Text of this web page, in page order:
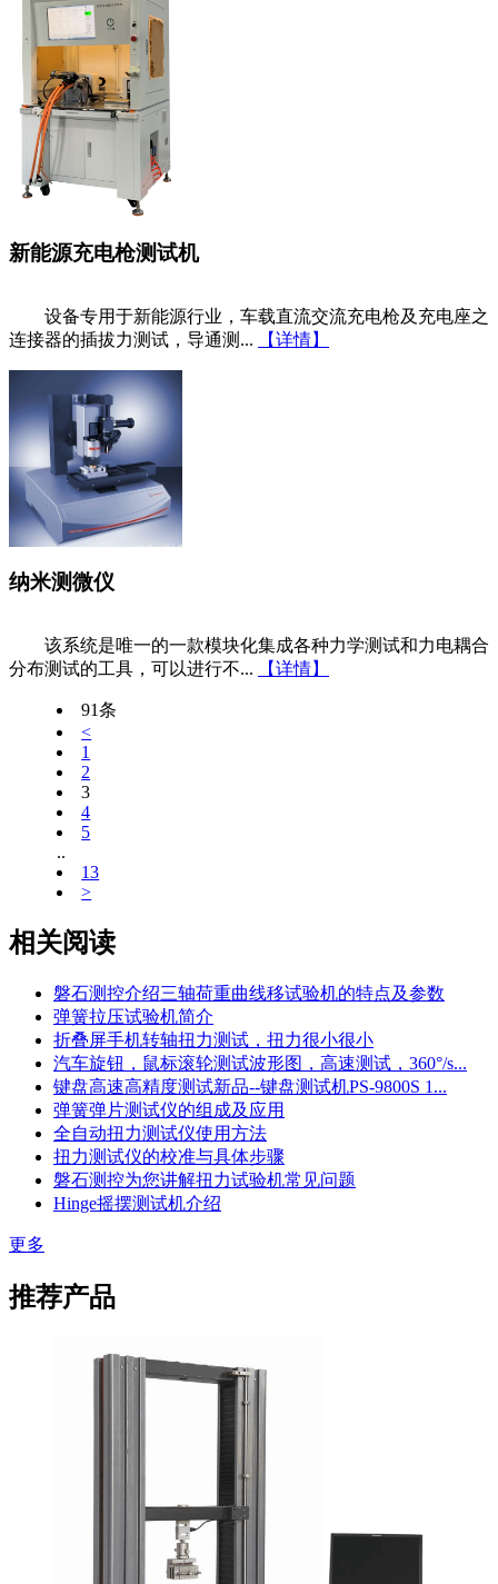
新能源充电枪测试机
设备专用于新能源行业，车载直流交流充电枪及充电座之
连接器的插拔力测试，导通测...
【详情】
纳米测微仪
该系统是唯一的一款模块化集成各种力学测试和力电耦合
分布测试的工具，可以进行不...
【详情】
91条
<
1
2
3
4
5
..
13
>
相关阅读
磐石测控介绍三轴荷重曲线移试验机的特点及参数
弹簧拉压试验机简介
折叠屏手机转轴扭力测试，扭力很小很小
汽车旋钮，鼠标滚轮测试波形图，高速测试，360°/s...
键盘高速高精度测试新品--键盘测试机PS-9800S 1...
弹簧弹片测试仪的组成及应用
全自动扭力测试仪使用方法
扭力测试仪的校准与具体步骤
磐石测控为您讲解扭力试验机常见问题
Hinge摇摆测试机介绍
更多
推荐产品